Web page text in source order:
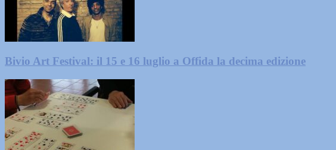
Bivio Art Festival: il 15 e 16 luglio a Offida la decima edizione